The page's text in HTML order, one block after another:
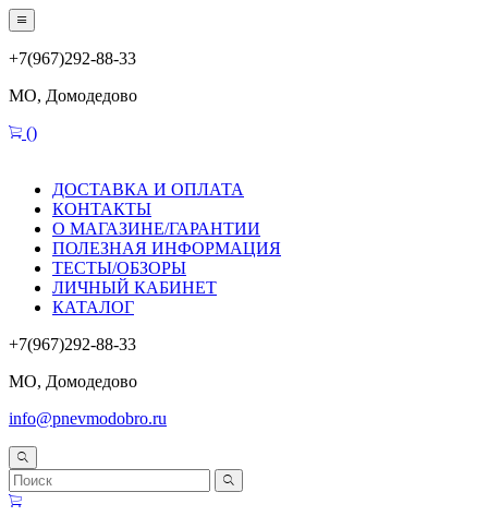
+7(967)292-88-33
МО, Домодедово
()
ДОСТАВКА И ОПЛАТА
КОНТАКТЫ
О МАГАЗИНЕ/ГАРАНТИИ
ПОЛЕЗНАЯ ИНФОРМАЦИЯ
ТЕСТЫ/ОБЗОРЫ
ЛИЧНЫЙ КАБИНЕТ
КАТАЛОГ
+7(967)292-88-33
МО, Домодедово
info@pnevmodobro.ru